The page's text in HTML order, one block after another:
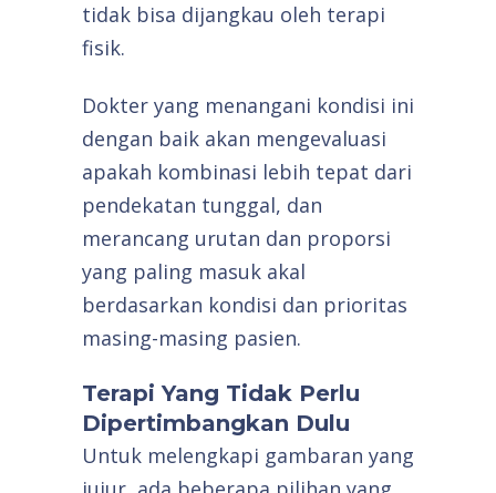
tidak bisa dijangkau oleh terapi
fisik.
Dokter yang menangani kondisi ini
dengan baik akan mengevaluasi
apakah kombinasi lebih tepat dari
pendekatan tunggal, dan
merancang urutan dan proporsi
yang paling masuk akal
berdasarkan kondisi dan prioritas
masing-masing pasien.
Terapi Yang Tidak Perlu
Dipertimbangkan Dulu
Untuk melengkapi gambaran yang